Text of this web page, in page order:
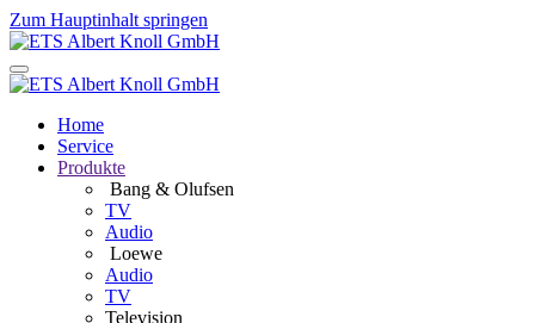
Zum Hauptinhalt springen
Home
Service
Produkte
Bang & Olufsen
TV
Audio
Loewe
Audio
TV
Television